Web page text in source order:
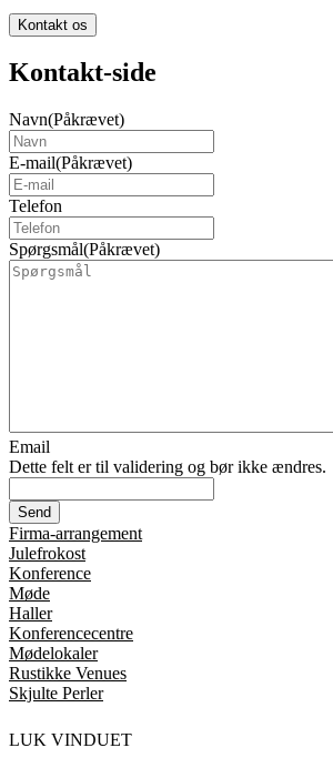
Kontakt os
Kontakt-side
Navn(Påkrævet)
E-mail(Påkrævet)
Telefon
Spørgsmål(Påkrævet)
Email
Dette felt er til validering og bør ikke ændres.
Firma-arrangement
Julefrokost
Konference
Møde
Haller
Konferencecentre
Mødelokaler
Rustikke Venues
Skjulte Perler
LUK VINDUET